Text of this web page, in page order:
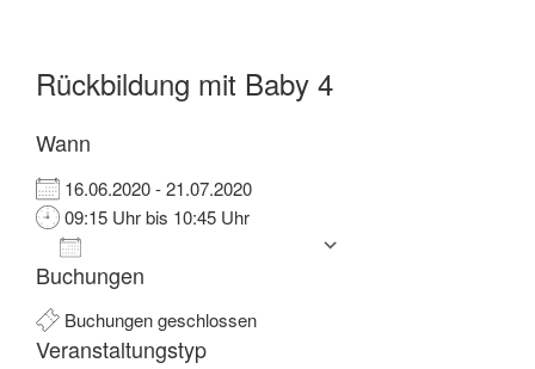
Rückbildung mit Baby 4
Wann
16.06.2020 - 21.07.2020
09:15 Uhr bis 10:45 Uhr
ICS herunterladen
Google Kalender
Buchungen
Buchungen geschlossen
Veranstaltungstyp